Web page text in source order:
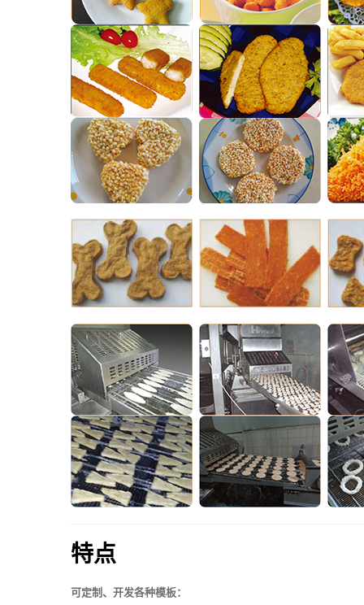
特点
可定制、开发各种模板：